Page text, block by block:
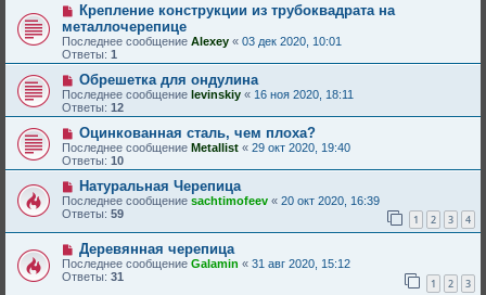
Крепление конструкции из трубоквадрата на
металлочерепице
Последнее сообщение Alexey « 03 дек 2020, 10:01
Ответы: 1
Обрешетка для ондулина
Последнее сообщение levinskiy « 16 ноя 2020, 18:11
Ответы: 12
Оцинкованная сталь, чем плоха?
Последнее сообщение Metallist « 29 окт 2020, 19:40
Ответы: 10
Натуральная Черепица
Последнее сообщение sachtimofeev « 20 окт 2020, 16:39
Ответы: 59 1 2 3 4
Деревянная черепица
Последнее сообщение Galamin « 31 авг 2020, 15:12
Ответы: 31 1 2 3